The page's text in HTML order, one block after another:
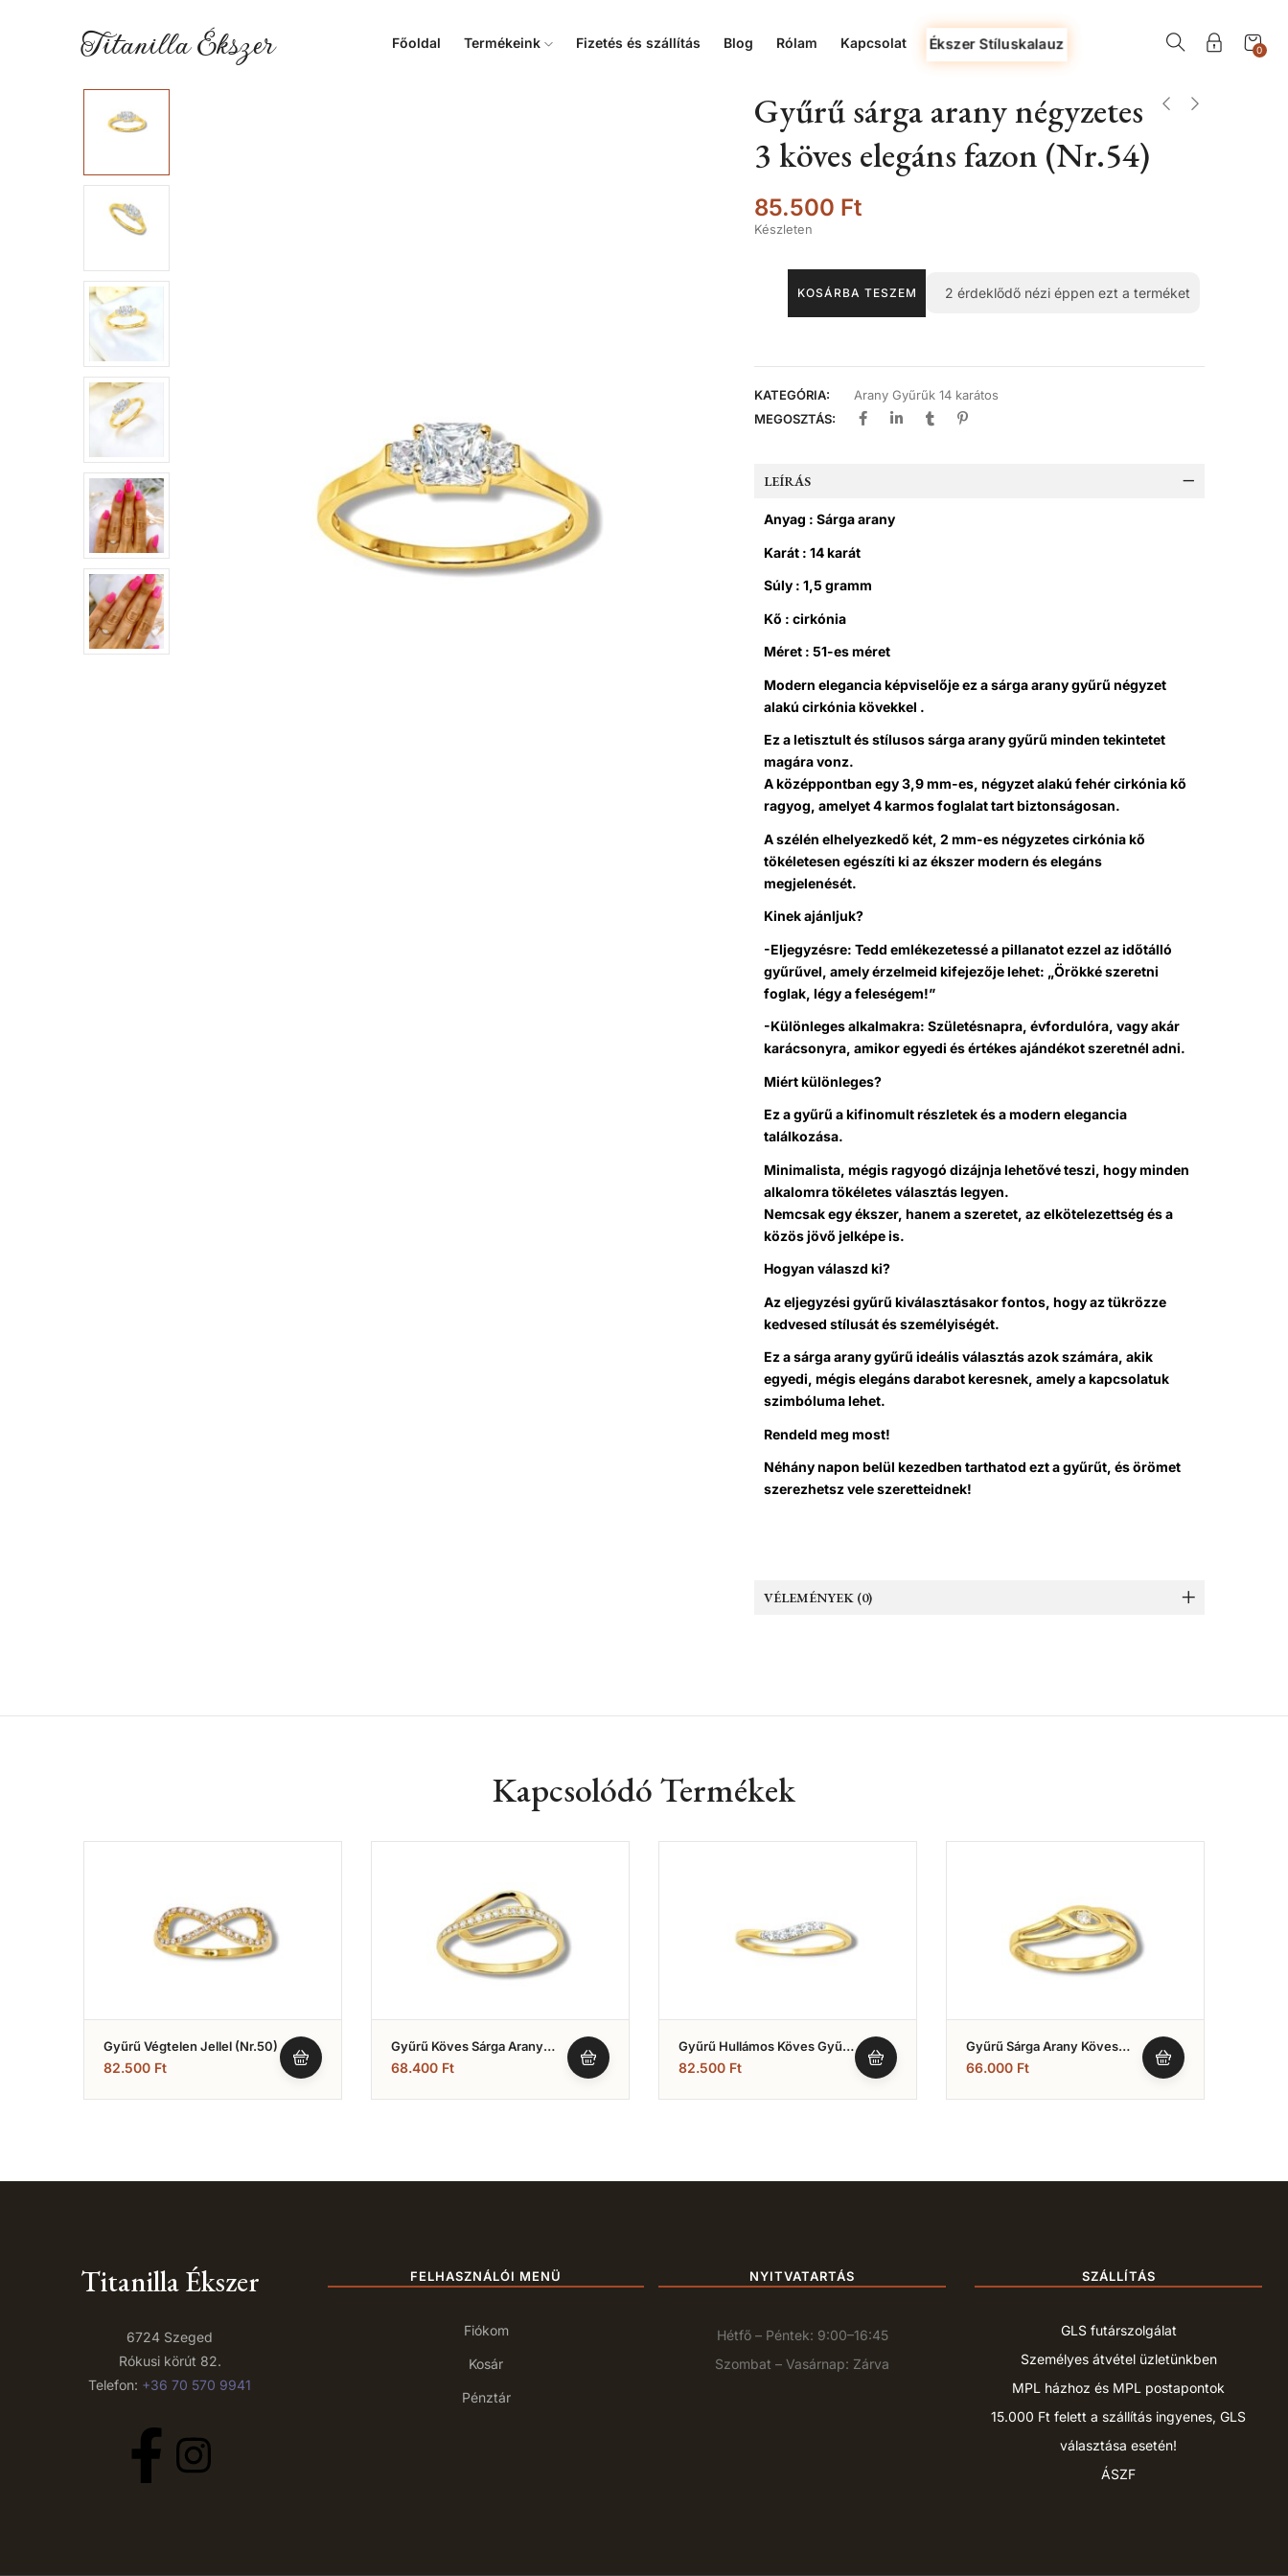
Titanilla Ékszer Főoldal Termékeink Fizetés és szállítás Blog Rólam Kapcsolat Ékszer Stíluskalauz 0
Gyűrű sárga arany négyzetes
3 köves elegáns fazon (Nr.54)
85.500 Ft
Készleten
KOSÁRBA TESZEM 2 érdeklődő nézi éppen ezt a terméket
KATEGÓRIA:
Arany Gyűrűk 14 karátos
MEGOSZTÁS:
LEÍRÁS
Anyag : Sárga arany
Karát : 14 karát
Súly : 1,5 gramm
Kő : cirkónia
Méret : 51-es méret
Modern elegancia képviselője ez a sárga arany gyűrű négyzet
alakú cirkónia kövekkel .
Ez a letisztult és stílusos sárga arany gyűrű minden tekintetet
magára vonz.
A középpontban egy 3,9 mm-es, négyzet alakú fehér cirkónia kő
ragyog, amelyet 4 karmos foglalat tart biztonságosan.
A szélén elhelyezkedő két, 2 mm-es négyzetes cirkónia kő
tökéletesen egészíti ki az ékszer modern és elegáns
megjelenését.
Kinek ajánljuk?
-Eljegyzésre: Tedd emlékezetessé a pillanatot ezzel az időtálló
gyűrűvel, amely érzelmeid kifejezője lehet: „Örökké szeretni
foglak, légy a feleségem!”
-Különleges alkalmakra: Születésnapra, évfordulóra, vagy akár
karácsonyra, amikor egyedi és értékes ajándékot szeretnél adni.
Miért különleges?
Ez a gyűrű a kifinomult részletek és a modern elegancia
találkozása.
Minimalista, mégis ragyogó dizájnja lehetővé teszi, hogy minden
alkalomra tökéletes választás legyen.
Nemcsak egy ékszer, hanem a szeretet, az elkötelezettség és a
közös jövő jelképe is.
Hogyan válaszd ki?
Az eljegyzési gyűrű kiválasztásakor fontos, hogy az tükrözze
kedvesed stílusát és személyiségét.
Ez a sárga arany gyűrű ideális választás azok számára, akik
egyedi, mégis elegáns darabot keresnek, amely a kapcsolatuk
szimbóluma lehet.
Rendeld meg most!
Néhány napon belül kezedben tarthatod ezt a gyűrűt, és örömet
szerezhetsz vele szeretteidnek!
VÉLEMÉNYEK (0)
Kapcsolódó Termékek
Gyűrű Végtelen Jellel (Nr.50)
82.500 Ft
Gyűrű Köves Sárga Arany
(Nr.24)
68.400 Ft
Gyűrű Hullámos Köves Gyűrű
(Nr.21)
82.500 Ft
Gyűrű Sárga Arany Köves
(Nr.28)
66.000 Ft
Titanilla Ékszer
6724 Szeged
Rókusi körút 82.
Telefon: +36 70 570 9941
FELHASZNÁLÓI MENÜ
Fiókom
Kosár
Pénztár
NYITVATARTÁS
Hétfő – Péntek: 9:00–16:45
Szombat – Vasárnap: Zárva
SZÁLLÍTÁS
GLS futárszolgálat
Személyes átvétel üzletünkben
MPL házhoz és MPL postapontok
15.000 Ft felett a szállítás ingyenes, GLS
választása esetén!
ÁSZF